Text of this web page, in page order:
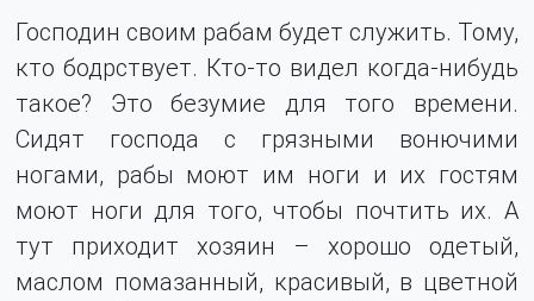
Господин своим рабам будет служить. Тому,
кто бодрствует. Кто-то видел когда-нибудь
такое? Это безумие для того времени.
Сидят господа с грязными вонючими
ногами, рабы моют им ноги и их гостям
моют ноги для того, чтобы почтить их. А
тут приходит хозяин – хорошо одетый,
маслом помазанный, красивый, в цветной